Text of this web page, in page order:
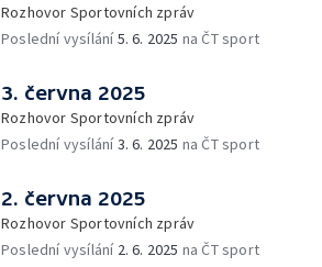
Rozhovor Sportovních zpráv
Poslední vysílání5. 6. 2025 na ČT sport
3. června 2025
Rozhovor Sportovních zpráv
Poslední vysílání3. 6. 2025 na ČT sport
2. června 2025
Rozhovor Sportovních zpráv
Poslední vysílání 2. 6. 2025 na ČT sport